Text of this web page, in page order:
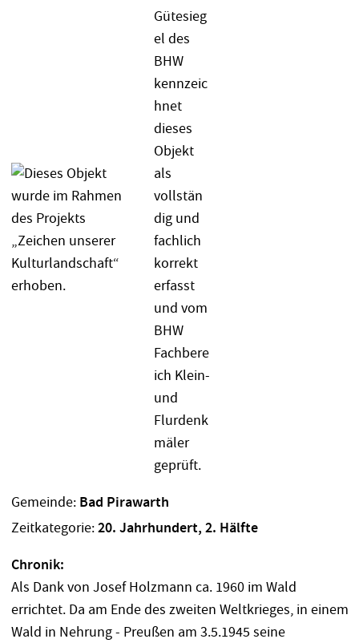
Gemeinde: Bad Pirawarth
Zeitkategorie:20. Jahrhundert, 2. Hälfte
Chronik:
Als Dank von Josef Holzmann ca. 1960 im Wald
errichtet. Da am Ende des zweiten Weltkrieges, in einem
Wald in Nehrung - Preußen am 3.5.1945 seine